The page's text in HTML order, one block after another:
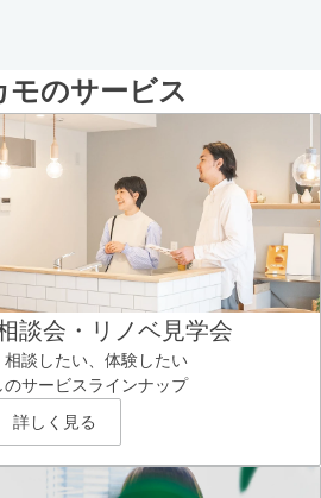
モのサービス
談会・リノベ見学会
相談したい、体験したい
のサービスラインナップ
詳しく見る